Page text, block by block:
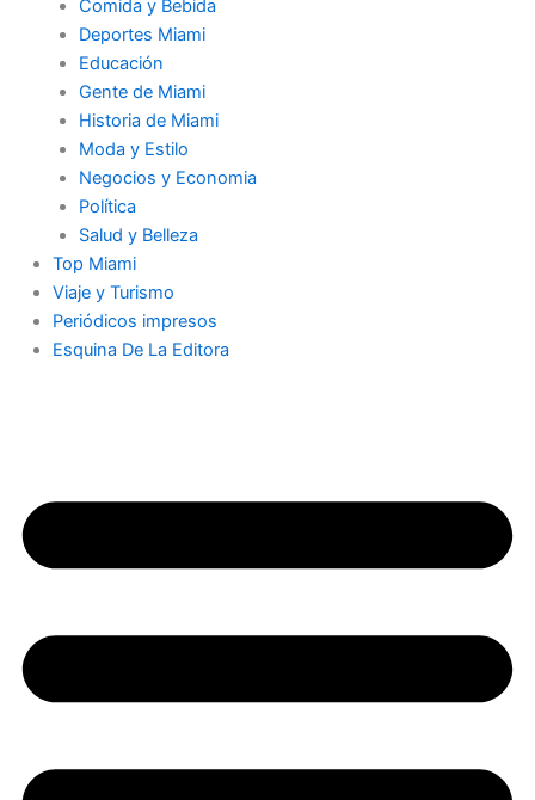
Comida y Bebida
Deportes Miami
Educación
Gente de Miami
Historia de Miami
Moda y Estilo
Negocios y Economia
Política
Salud y Belleza
Top Miami
Viaje y Turismo
Periódicos impresos
Esquina De La Editora